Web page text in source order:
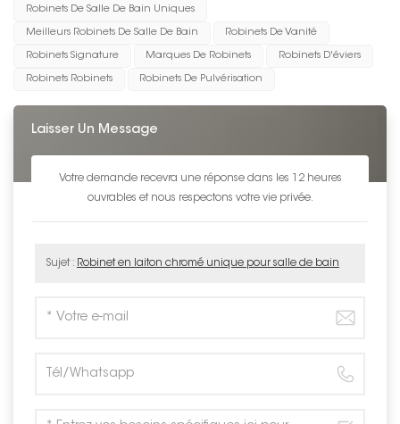
Robinets De Salle De Bain Uniques
Meilleurs Robinets De Salle De Bain Robinets De Vanité
Robinets Signature Marques De Robinets Robinets D'éviers
Robinets Robinets Robinets De Pulvérisation
Laisser Un Message
Votre demande recevra une réponse dans les 12 heures
ouvrables et nous respectons votre vie privée.
Sujet : Robinet en laiton chromé unique pour salle de bain